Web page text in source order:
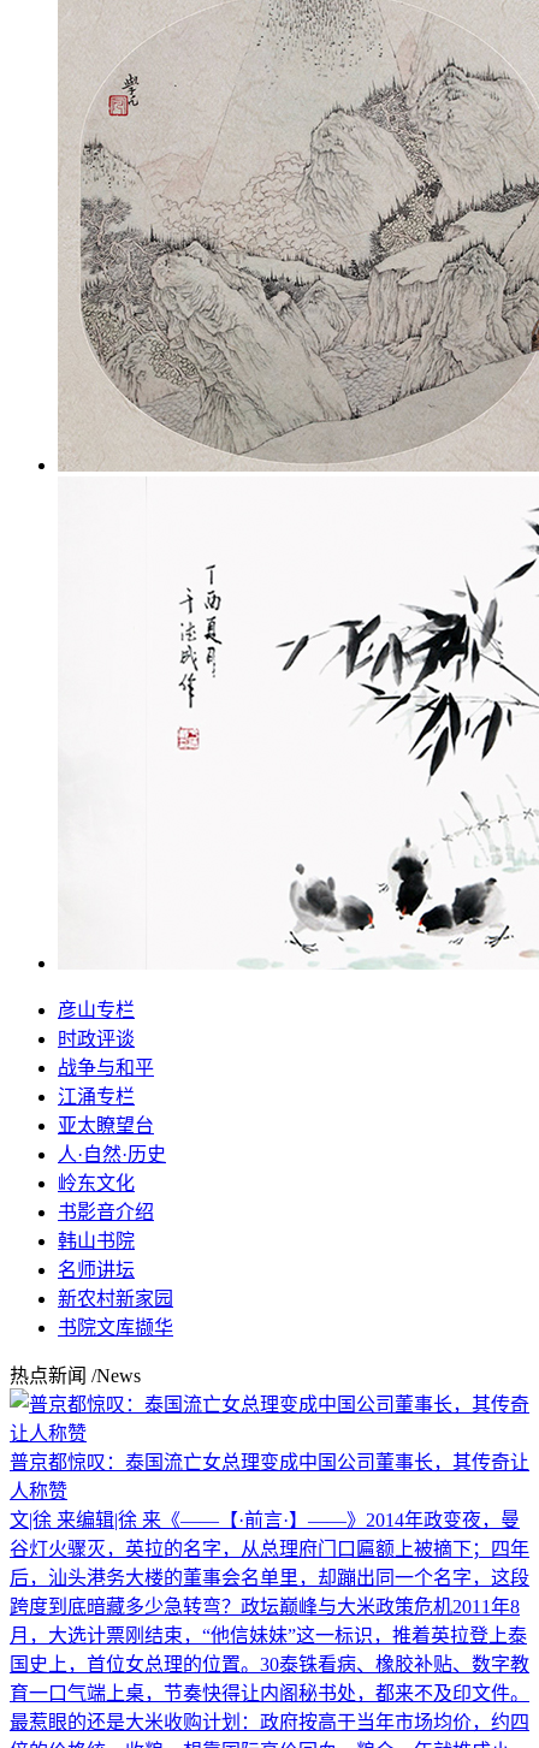
彦山专栏
时政评谈
战争与和平
江涌专栏
亚太瞭望台
人·自然·历史
岭东文化
书影音介绍
韩山书院
名师讲坛
新农村新家园
书院文库撷华
热点新闻 /News
普京都惊叹：泰国流亡女总理变成中国公司董事长，其传奇让
人称赞
文|徐 来编辑|徐 来《——【·前言·】——》2014年政变夜，曼
谷灯火骤灭，英拉的名字，从总理府门口匾额上被摘下；四年
后，汕头港务大楼的董事会名单里，却蹦出同一个名字，这段
跨度到底暗藏多少急转弯？政坛巅峰与大米政策危机2011年8
月，大选计票刚结束，“他信妹妹”这一标识，推着英拉登上泰
国史上，首位女总理的位置。30泰铢看病、橡胶补贴、数字教
育一口气端上桌，节奏快得让内阁秘书处，都来不及印文件。
最惹眼的还是大米收购计划：政府按高于当年市场均价，约四